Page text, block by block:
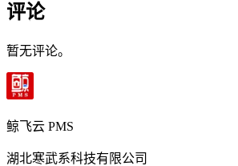
评论
暂无评论。
鲸飞云 PMS
湖北寒武系科技有限公司